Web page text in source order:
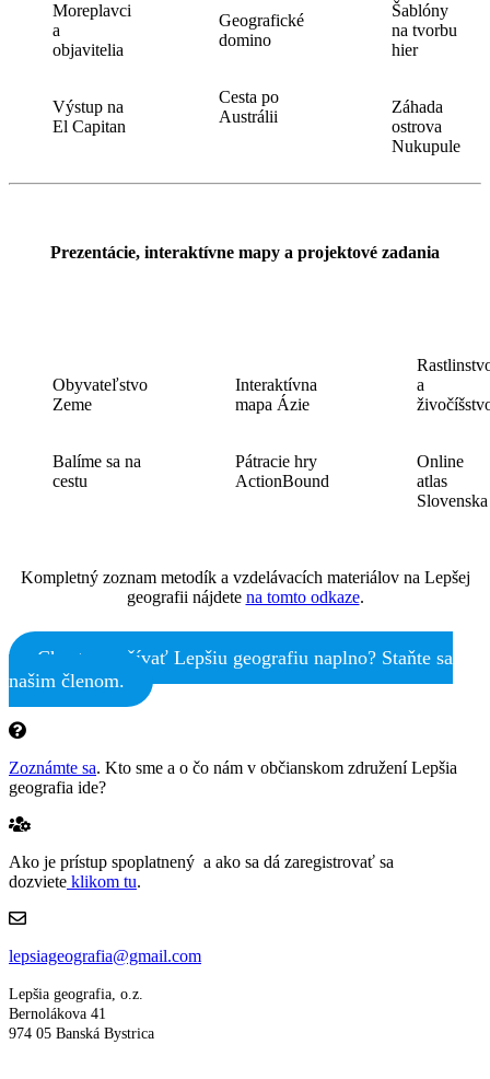
Moreplavci
a
objavitelia
Výstup na
El Capitan
Geografické
domino
Cesta po
Austrálii
Šablóny
na tvorbu
hier
Záhada
ostrova
Nukupule
Prezentácie, interaktívne mapy a projektové zadania
Obyvateľstvo
Zeme
Balíme sa na
cestu
Interaktívna
mapa Ázie
Pátracie hry
ActionBound
a
Online
atlas
Slovenska
Kompletný zoznam metodík a vzdelávacích materiálov na Lepšej
geografii nájdete na tomto odkaze.
Chcete využívať Lepšiu geografiu naplno? Staňte sa
našim členom.
Zoznámte sa. Kto sme a o čo nám v občianskom združení Lepšia
geografia ide?
Ako je prístup spoplatnený a ako sa dá zaregistrovať sa
dozviete klikom tu.
lepsiageografia@gmail.com
Lepšia geografia, o.z.
Bernolákova 41
974 05 Banská Bystrica